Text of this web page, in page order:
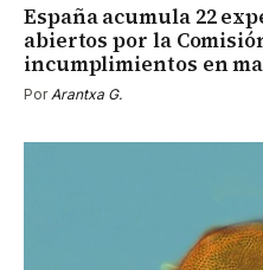
España acumula 22
abiertos por la
incumplimientos en
Por Arantxa G.